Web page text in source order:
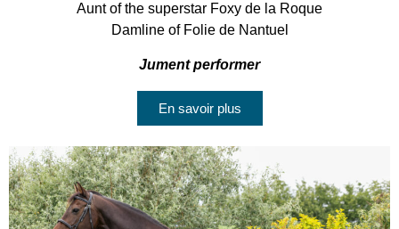
Aunt of the superstar Foxy de la Roque
Damline of Folie de Nantuel
Jument performer
En savoir plus